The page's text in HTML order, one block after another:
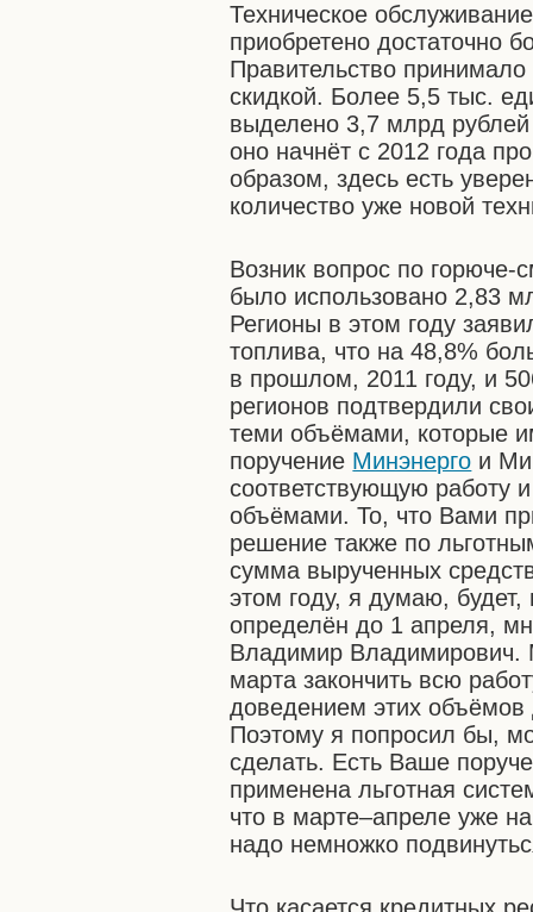
Техническое
приобретено достаточно
Правительство
скидкой. Более 5,5 тыс.
выделено 3,7 млрд рублей
оно начнёт с 2012 года
образом, здесь есть
количество уже новой
Возник вопрос по
было использовано 2,83
Регионы в этом году
топлива, что на 48,8%
в прошлом, 2011 году, и
регионов подтвердили
теми объёмами, которые
поручение Минэнерго и
соответствующую работу
объёмами. То, что Вами
решение также по
сумма вырученных
этом году, я думаю,
определён до 1 апреля,
Владимир Владимирович.
марта закончить всю
доведением этих объёмов
Поэтому я попросил бы,
сделать. Есть Ваше
применена льготная
что в марте–апреле уже
надо немножко